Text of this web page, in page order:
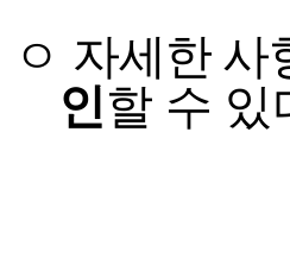
ㅇ 자세한 사
인할 수 있